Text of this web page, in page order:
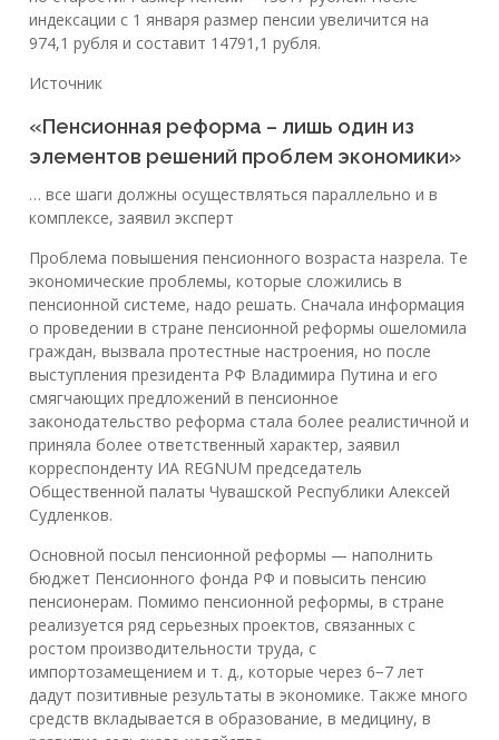
индексации с 1 января размер пенсии увеличится на
974,1 рубля и составит 14791,1 рубля.
Источник
«Пенсионная реформа – лишь один из
элементов решений проблем экономики»
… все шаги должны осуществляться параллельно и в
комплексе, заявил эксперт
Проблема повышения пенсионного возраста назрела. Те
экономические проблемы, которые сложились в
пенсионной системе, надо решать. Сначала информация
о проведении в стране пенсионной реформы ошеломила
граждан, вызвала протестные настроения, но после
выступления президента РФ Владимира Путина и его
смягчающих предложений в пенсионное
законодательство реформа стала более реалистичной и
приняла более ответственный характер, заявил
корреспонденту ИА REGNUM председатель
Общественной палаты Чувашской Республики Алексей
Судленков.
Основной посыл пенсионной реформы — наполнить
бюджет Пенсионного фонда РФ и повысить пенсию
пенсионерам. Помимо пенсионной реформы, в стране
реализуется ряд серьезных проектов, связанных с
ростом производительности труда, с
импортозамещением и т. д., которые через 6−7 лет
дадут позитивные результаты в экономике. Также много
средств вкладывается в образование, в медицину, в